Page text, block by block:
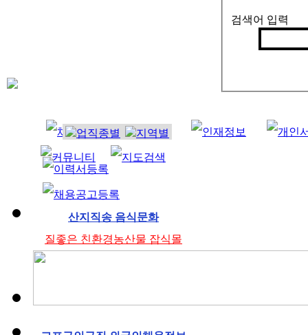
검색어 입력
산지직송 음식문화
질좋은 친환경농산물 잡식몰